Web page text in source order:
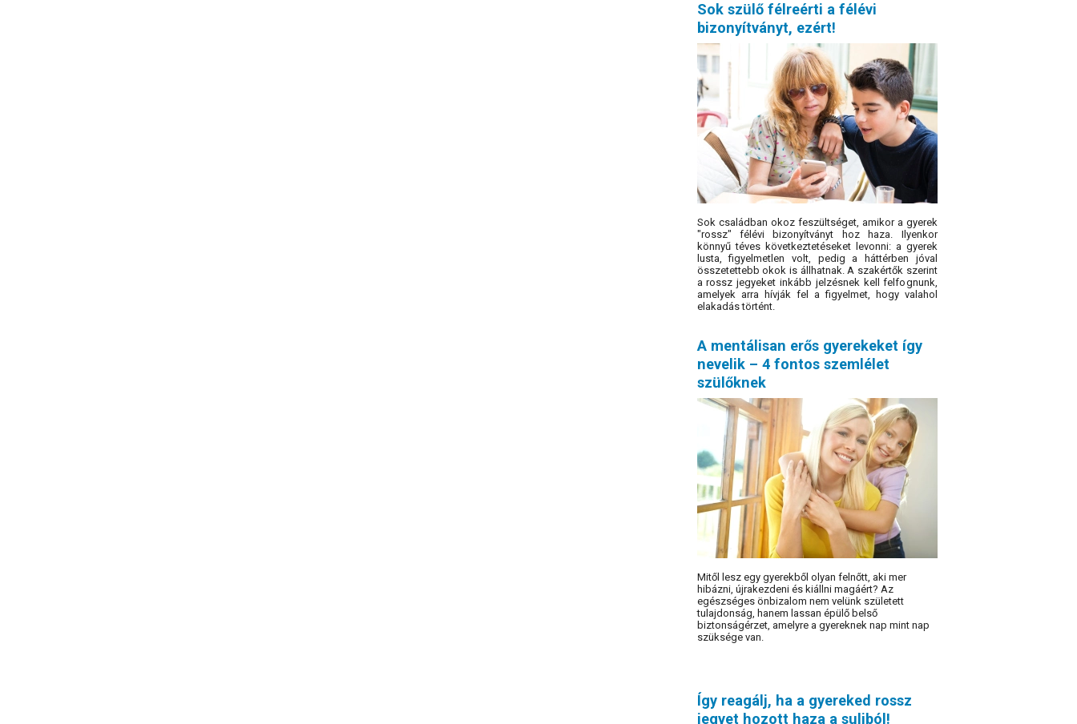
Sok szülő félreérti a félévi
bizonyítványt, ezért!
Sok családban okoz feszültséget, amikor a gyerek
"rossz" félévi bizonyítványt hoz haza. Ilyenkor
könnyű téves következtetéseket levonni: a gyerek
lusta, figyelmetlen volt, pedig a háttérben jóval
összetettebb okok is állhatnak. A szakértők szerint
a rossz jegyeket inkább jelzésnek kell felfognunk,
amelyek arra hívják fel a figyelmet, hogy valahol
elakadás történt.
A mentálisan erős gyerekeket így
nevelik – 4 fontos szemlélet
szülőknek
Mitől lesz egy gyerekből olyan felnőtt, aki mer
hibázni, újrakezdeni és kiállni magáért? Az
egészséges önbizalom nem velünk született
tulajdonság, hanem lassan épülő belső
biztonságérzet, amelyre a gyereknek nap mint nap
szüksége van.
Így reagálj, ha a gyereked rossz
jegyet hozott haza a suliból!